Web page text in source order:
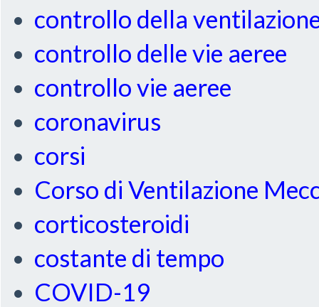
controllo della
controllo delle vie aeree
controllo vie aeree
coronavirus
corsi
Corso di Ventilazione
corticosteroidi
costante di tempo
COVID-19